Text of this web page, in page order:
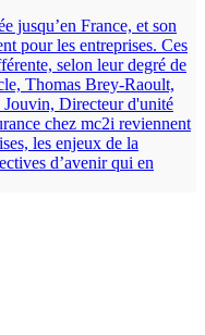
jusqu’en France, et son
pour les entreprises. Ces
selon leur degré de
Thomas Brey-Raoult,
Directeur d'unité
chez mc2i reviennent
les enjeux de la
d’avenir qui en